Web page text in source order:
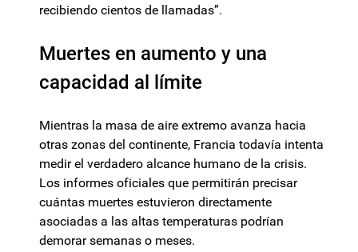
recibiendo cientos de llamadas”.
Muertes en aumento y una
capacidad al límite
Mientras la masa de aire extremo avanza hacia
otras zonas del continente, Francia todavía intenta
medir el verdadero alcance humano de la crisis.
Los informes oficiales que permitirán precisar
cuántas muertes estuvieron directamente
asociadas a las altas temperaturas podrían
demorar semanas o meses.